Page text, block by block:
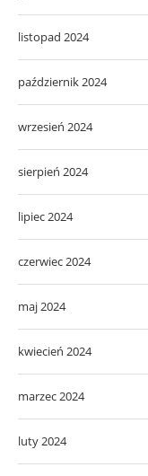
listopad 2024
październik 2024
wrzesień 2024
sierpień 2024
lipiec 2024
czerwiec 2024
maj 2024
kwiecień 2024
marzec 2024
luty 2024